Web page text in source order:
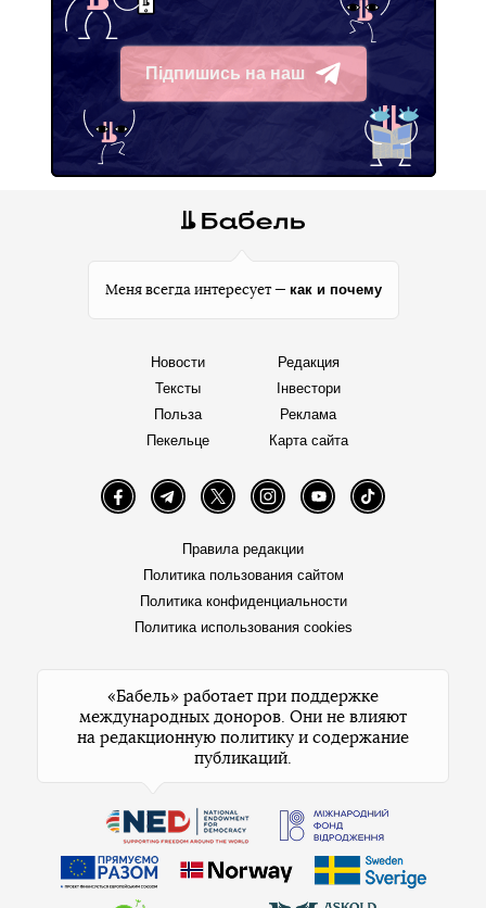
Підпишись на наш
Telegram
Меня всегда интересует — как и почему
Новости
Тексты
Польза
Пекельце
Редакция
Інвестори
Реклама
Карта сайта
FacebookTelegramTwitter InstagramYouTube TikTok
Правила редакции
Политика пользования сайтом
Политика конфиденциальности
Политика использования cookies
«Бабель» работает при поддержке
международных доноров. Они не влияют
на редакционную политику и содержание
публикаций.